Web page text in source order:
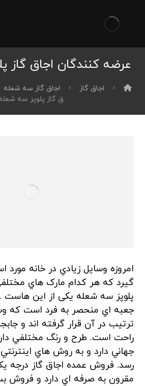
عرضه کنندگان اجاق گاز
اجاق گاز اجاق گاز سه شعله
ق گاز پلوپز سه
امروزه وسايل زيادي در خانه مورد
گيرد که هر کدام مارک هاي مختلفي
پلوپز سه شعله یکی از این هاست
جعبه اي منحصر به فرد است که
ترتيب در آن قرار گرفته اند و
راحت است. طرح و رنگ مختلفي
جهاني دارد و به روش هاي
رسد. فروش عمده اجاق گاز
مقرون به صرفه اي دارد و فروش